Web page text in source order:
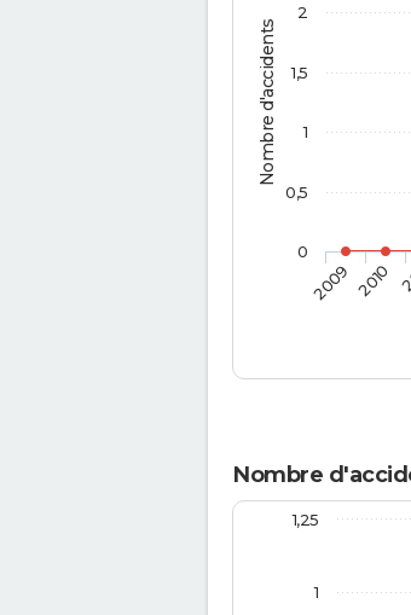
Nombre d'accidents
2009 2010
0
0,5
1
1,5
2
Nombre
1
1,25